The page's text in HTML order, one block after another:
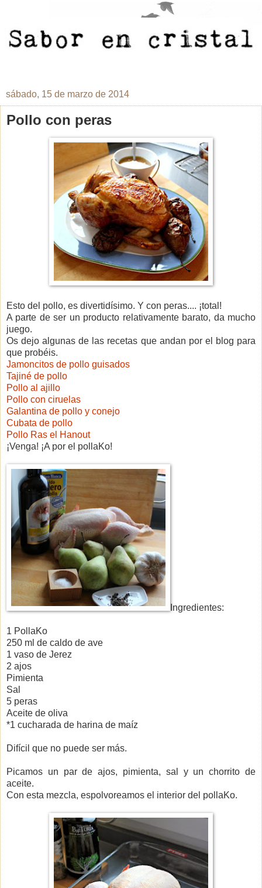
sábado, 15 de marzo de 2014
Pollo con peras
Esto del pollo, es divertidísimo. Y con peras.... ¡total!
A parte de ser un producto relativamente barato, da mucho
juego.
Os dejo algunas de las recetas que andan por el blog para
que probéis.
Jamoncitos de pollo guisados
Tajiné de pollo
Pollo al ajillo
Pollo con ciruelas
Galantina de pollo y conejo
Cubata de pollo
Pollo Ras el Hanout
¡Venga! ¡A por el pollaKo!
Ingredientes:
1 PollaKo
250 ml de caldo de ave
1 vaso de Jerez
2 ajos
Pimienta
Sal
5 peras
Aceite de oliva
*1 cucharada de harina de maíz
Difícil que no puede ser más.
Picamos un par de ajos, pimienta, sal y un chorrito de
aceite.
Con esta mezcla, espolvoreamos el interior del pollaKo.